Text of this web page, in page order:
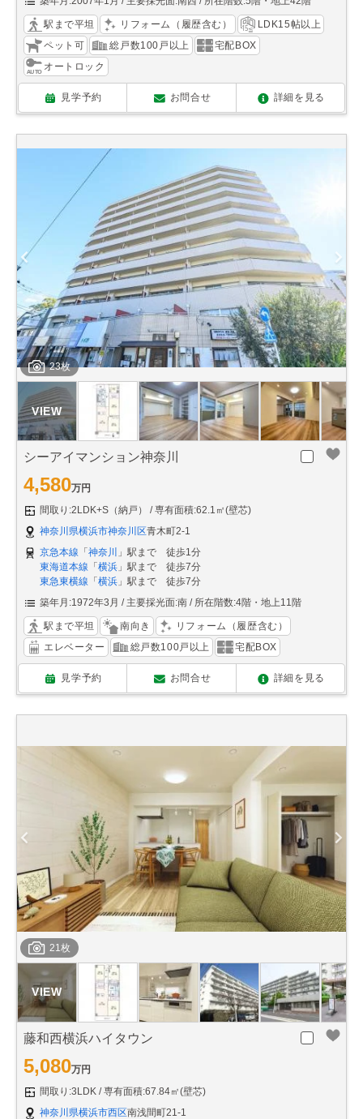
駅まで平坦 リフォーム（履歴含む）
LDK15帖以上
ペット可
総戸数100戸以上
宅配BOX
オートロック
見学予約 お問合せ 詳細を見る
23枚
シーアイマンション神奈川
4,580万円
間取り:2LDK+S（納戸）
専有面積:62.1㎡(壁芯)
神奈川県横浜市神奈川区青木町2-1
京急本線 「 神奈川
」駅まで 徒歩1分
東海道本線 「 横浜 」駅まで 徒歩7分
東急東横線 「 横浜 」駅まで 徒歩7分
築年月:1972年3月
主要採光面:南 所在階数:4階・地上11階
駅まで平坦 南向き
リフォーム（履歴含む）
エレベーター
総戸数100戸以上 宅配BOX
見学予約 お問合せ 詳細を見る
21枚
藤和西横浜ハイタウン
5,080万円
間取り:3LDK
専有面積:67.84㎡(壁芯)
神奈川県横浜市西区南浅間町21-1